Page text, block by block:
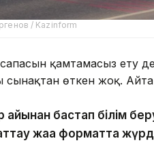
/ Kazinform
қамтамасыз ету
өткен жоқ. Айта
бастап білім
жаңа форматта